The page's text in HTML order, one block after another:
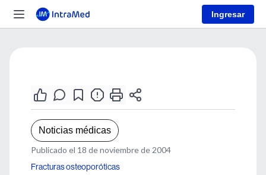
Ingresar
Noticias médicas
Publicado el 18 de noviembre de 2004
Fracturas osteoporóticas